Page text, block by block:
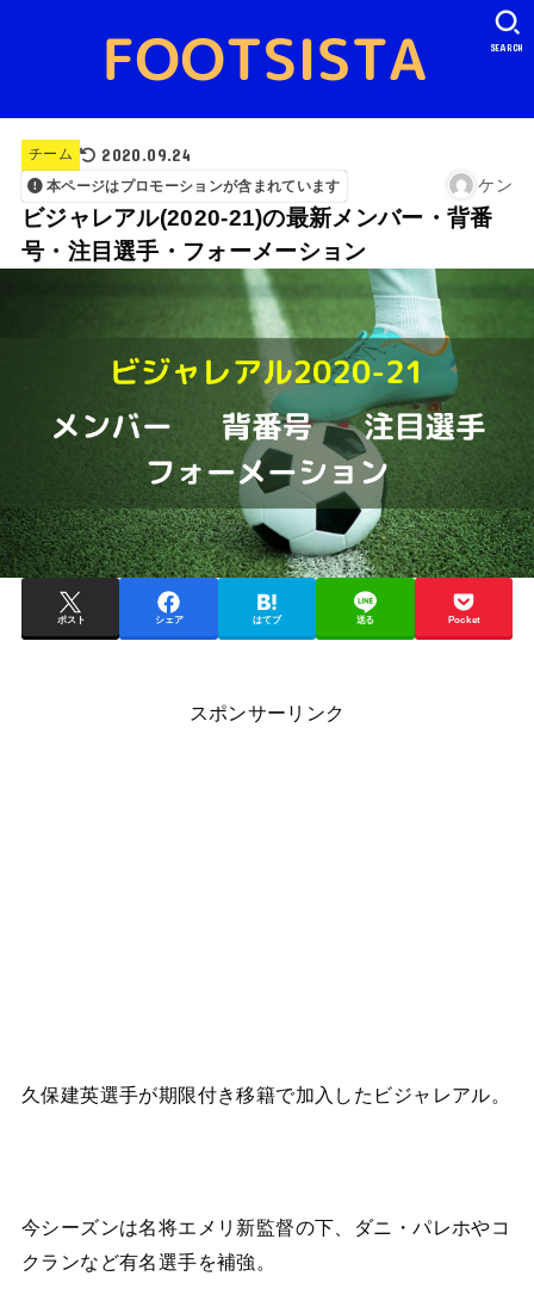
SEARCH
チーム 2020.09.24
本ページはプロモーションが含まれています ケン
ビジャレアル(2020-21)の最新メンバー・背番
号・注目選手・フォーメーション
ポスト シェア はてブ 送る Pocket
スポンサーリンク
久保建英選手が期限付き移籍で加入したビジャレアル。
今シーズンは名将エメリ新監督の下、ダニ・パレホやコ
クランなど有名選手を補強。